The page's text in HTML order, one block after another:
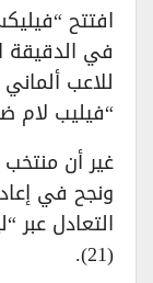
افتتح
في الدقيقة
للاعب
“فيليب لام ضد
غير أن
ونجح في
التعادل عبر